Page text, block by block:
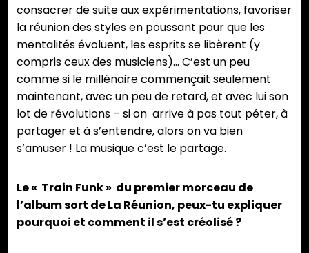
consacrer de suite aux expérimentations, favoriser
la réunion des styles en poussant pour que les
mentalités évoluent, les esprits se libèrent (y
compris ceux des musiciens)… C’est un peu
comme si le millénaire commençait seulement
maintenant, avec un peu de retard, et avec lui son
lot de révolutions – si on arrive à pas tout péter, à
partager et à s’entendre, alors on va bien
s’amuser ! La musique c’est le partage.
Le « Train Funk » du premier morceau de
l’album sort de La Réunion, peux-tu expliquer
pourquoi et comment il s’est créolisé ?